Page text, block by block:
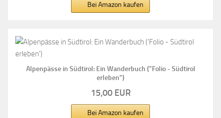
Bei Amazon kaufen
Alpenpässe in Südtirol: Ein Wanderbuch ("Folio - Südtirol
erleben")
15,00 EUR
Bei Amazon kaufen